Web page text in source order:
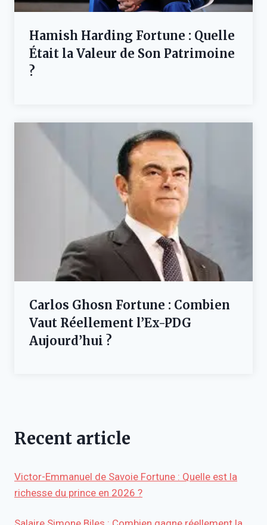
Hamish Harding Fortune : Quelle
Était la Valeur de Son Patrimoine
?
Carlos Ghosn Fortune : Combien
Vaut Réellement l’Ex-PDG
Aujourd’hui ?
Recent article
Victor-Emmanuel de Savoie Fortune : Quelle est la
richesse du prince en 2026 ?